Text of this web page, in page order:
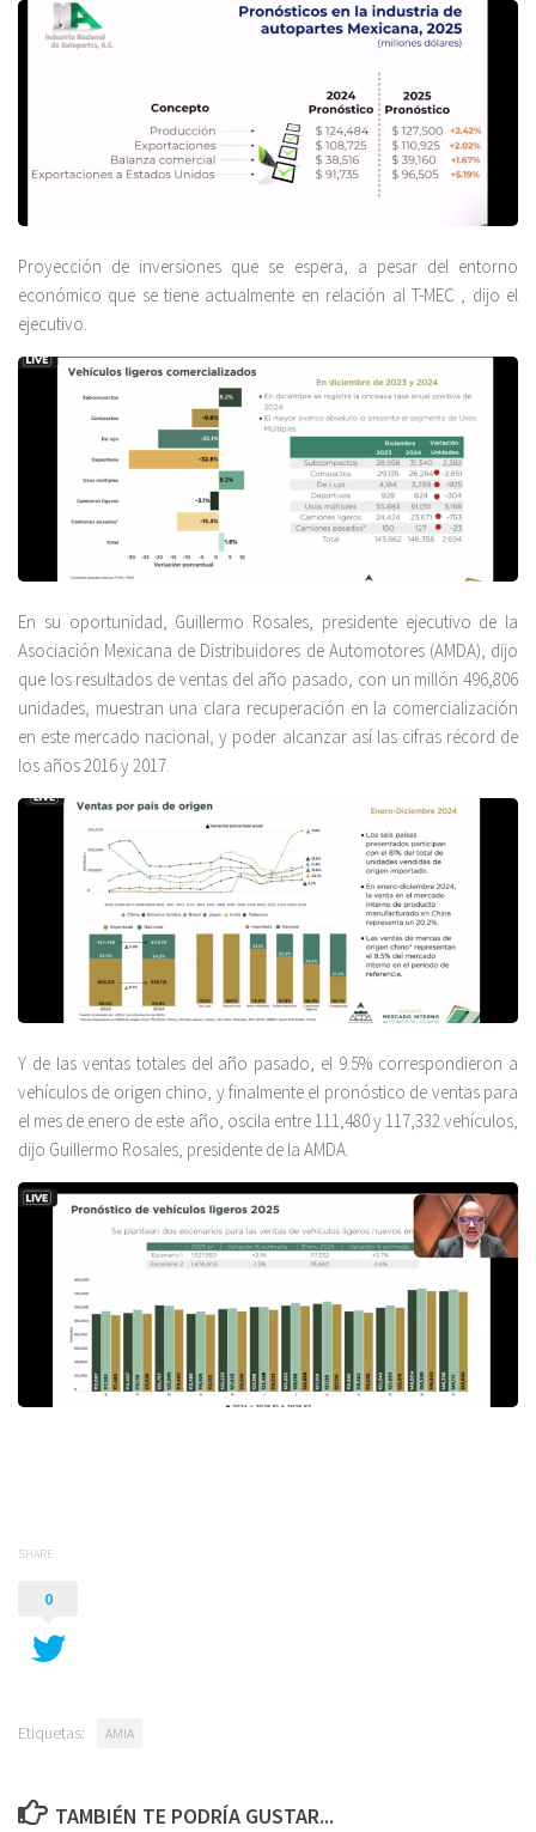
Proyección de inversiones que se espera, a pesar del entorno
económico que se tiene actualmente en relación al T-MEC , dijo el
ejecutivo.
En su oportunidad, Guillermo Rosales, presidente ejecutivo de la
Asociación Mexicana de Distribuidores de Automotores (AMDA), dijo
que los resultados de ventas del año pasado, con un millón 496,806
unidades, muestran una clara recuperación en la comercialización
en este mercado nacional, y poder alcanzar así las cifras récord de
los años 2016 y 2017.
Y de las ventas totales del año pasado, el 9.5% correspondieron a
vehículos de origen chino, y finalmente el pronóstico de ventas para
el mes de enero de este año, oscila entre 111,480 y 117,332 vehículos,
dijo Guillermo Rosales, presidente de la AMDA.
SHARE
0
Etiquetas: AMIA
TAMBIÉN TE PODRÍA GUSTAR...